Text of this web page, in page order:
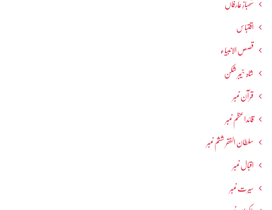
شھبازِ عارفاں
اقتباس
قصص الانبیاء
شاہ خیبر شکن
قرآن نمبر
قائداعظم نمبر
سلطان الفقر ششم نمبر
اقبال نمبر
سیرت نمبر